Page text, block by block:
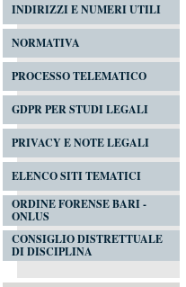
INDIRIZZI E NUMERI UTILI
NORMATIVA
PROCESSO TELEMATICO
GDPR PER STUDI LEGALI
PRIVACY E NOTE LEGALI
ELENCO SITI TEMATICI
ORDINE FORENSE BARI -
ONLUS
CONSIGLIO DISTRETTUALE
DI DISCIPLINA